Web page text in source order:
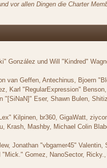
vor allen Dingen die Charter
González und Will "Kindred"
van Geffen, Antechinus, Bjoern
Karl "RegularExpression"
Eser, Shawn Bulen,
Kilpinen, br360, GigaWatt,
Krash, Mashby, Michael Colin
Jonathan "vbgamer45"
Gomez, NanoSector,